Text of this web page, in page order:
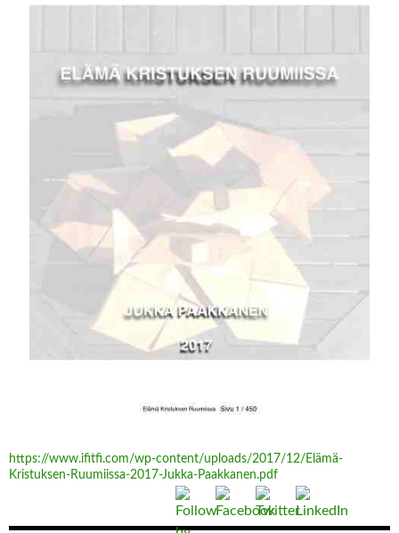
https://www.ifitfi.com/wp-content/uploads/2017/12/Elämä-
Kristuksen-Ruumiissa-2017-Jukka-Paakkanen.pdf